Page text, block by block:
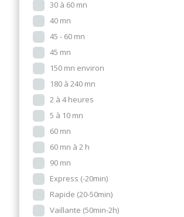
30 à 60 mn
40 mn
45 - 60 mn
45 mn
150 mn environ
180 à 240 mn
2 à 4 heures
5 à 10 mn
60 mn
60 mn à 2 h
90 mn
Express (-20min)
Rapide (20-50min)
Vaillante (50min-2h)